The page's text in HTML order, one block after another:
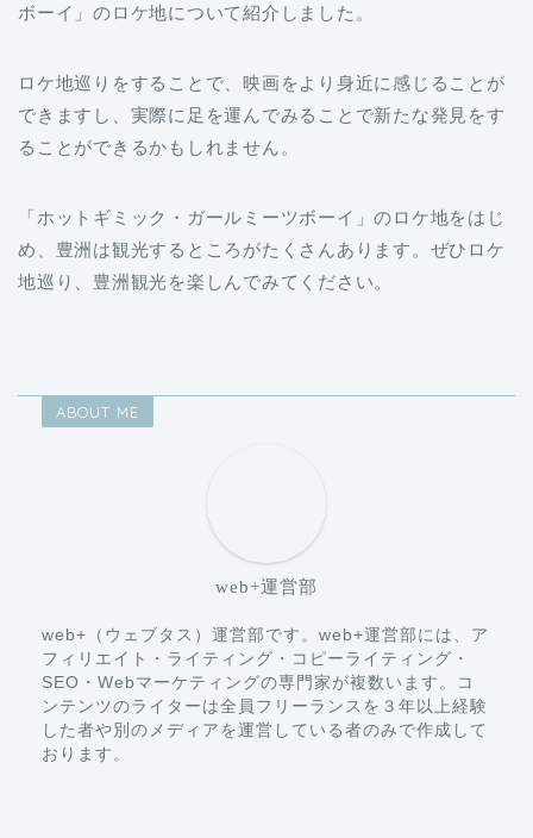
ボーイ」のロケ地について紹介しました。
ロケ地巡りをすることで、映画をより身近に感じることが
できますし、実際に足を運んでみることで新たな発見をす
ることができるかもしれません。
「ホットギミック・ガールミーツボーイ」のロケ地をはじ
め、豊洲は観光するところがたくさんあります。ぜひロケ
地巡り、豊洲観光を楽しんでみてください。
ABOUT ME
web+運営部
web+（ウェブタス）運営部です。web+運営部には、ア
フィリエイト・ライティング・コピーライティング・
SEO・Webマーケティングの専門家が複数います。コ
ンテンツのライターは全員フリーランスを３年以上経験
した者や別のメディアを運営している者のみで作成して
おります。